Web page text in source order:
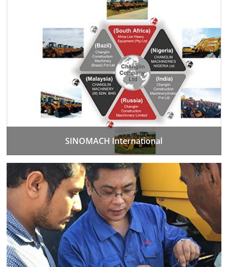
SINOMACH International